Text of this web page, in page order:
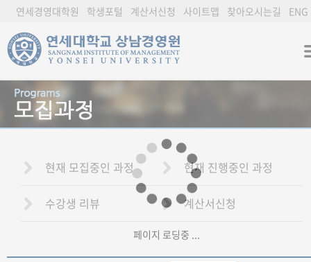
연세경영대학원 학생포털 계산서신청 사이트맵 찾아오시는길 ENG
현재 모집중인 과정 현재 진행중인 과정
수강생 리뷰 계산서신청
페이지 로딩중 ...